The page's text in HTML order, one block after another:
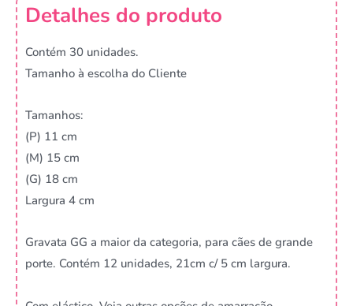
Detalhes do produto
Contém 30 unidades.
Tamanho à escolha do Cliente
Tamanhos:
(P) 11 cm
(M) 15 cm
(G) 18 cm
Largura 4 cm
Gravata GG a maior da categoria, para cães de grande
porte. Contém 12 unidades, 21cm c/ 5 cm largura.